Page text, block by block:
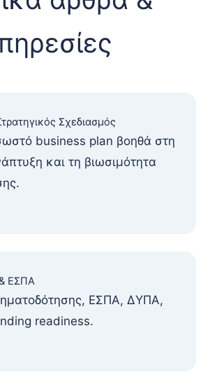
Σχεδιασμός
business plan βοηθά στη
και τη βιωσιμότητα
ΕΣΠΑ
ΕΣΠΑ, ΔΥΠΑ,
readiness.